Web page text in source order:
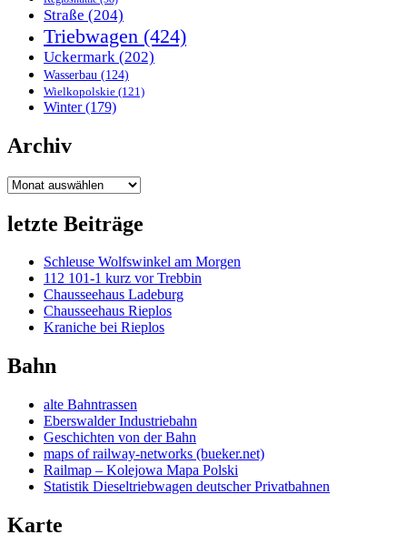
Straße (204)
Triebwagen (424)
Uckermark (202)
Wasserbau (124)
Wielkopolskie (121)
Winter(179)
Archiv
Archiv
letzte Beiträge
Schleuse Wolfswinkel am Morgen
112 101-1 kurz vor Trebbin
Chausseehaus Ladeburg
Chausseehaus Rieplos
Kraniche bei Rieplos
Bahn
alte Bahntrassen
Eberswalder Industriebahn
Geschichten von der Bahn
maps of railway-networks (bueker.net)
Railmap – Kolejowa Mapa Polski
Statistik Dieseltriebwagen deutscher Privatbahnen
Karte